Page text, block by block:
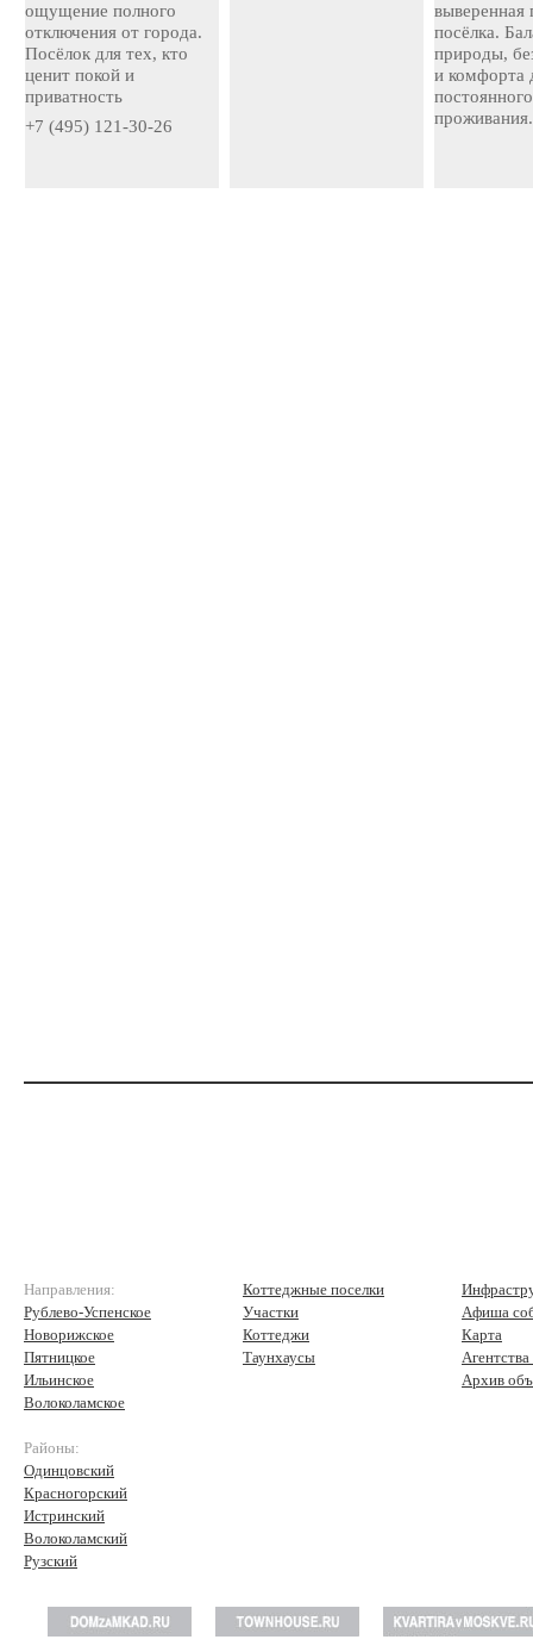
ощущение полного
отключения от города.
Посёлок для тех, кто
ценит покой и
приватность
+7 (495) 121-30-26
выверенная
посёлка.
природы,
и комфорта
постоянного
проживания.
Направления:
Рублево-Успенское
Новорижское
Пятницкое
Ильинское
Волоколамское
Районы:
Одинцовский
Красногорский
Истринский
Волоколамский
Рузский
Коттеджные поселки
Участки
Коттеджи
Таунхаусы
Афиша
Карта
Архив